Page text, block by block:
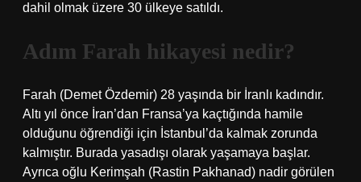
dahil olmak üzere 30 ülkeye satıldı.
Adım Farah hikayesi nedir?
Farah (Demet Özdemir) 28 yaşında bir İranlı kadındır.
Altı yıl önce İran’dan Fransa’ya kaçtığında hamile
olduğunu öğrendiği için İstanbul’da kalmak zorunda
kalmıştır. Burada yasadışı olarak yaşamaya başlar.
Ayrıca oğlu Kerimşah (Rastin Pakhanad) nadir görülen